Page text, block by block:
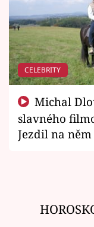
CELEBRITY
slavného
Jezdil na